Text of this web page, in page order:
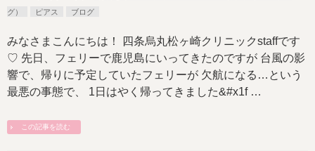
グ）
ピアス ブログ
みなさまこんにちは！ 四条烏丸松ヶ崎クリニックstaffです
♡ 先日、フェリーで鹿児島にいってきたのですが 台風の影
響で、帰りに予定していたフェリーが 欠航になる…という
最悪の事態で、 1日はやく帰ってきました&#x1f …
この記事を読む